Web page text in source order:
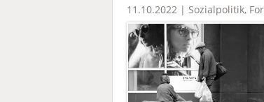
11.10.2022 | Sozialpolitik,